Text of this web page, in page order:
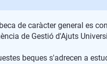
de caràcter general es
de Gestió d'Ajuts
beques s'adrecen a